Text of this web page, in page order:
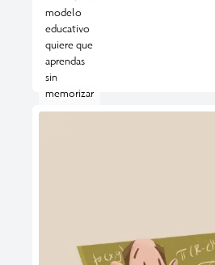
modelo
educativo
quiere que
aprendas
sin
memorizar